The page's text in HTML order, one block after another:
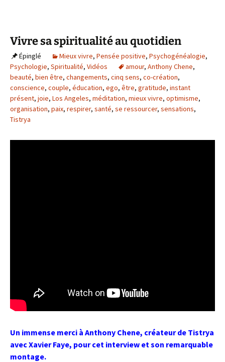
Vivre sa spiritualité au quotidien
Épinglé Mieux vivre, Pensée positive, Psychogénéalogie,
Psychologie, Spiritualité, Vidéos amour, Anthony Chene,
beauté, bien être, changements, cinq sens, co-création,
conscience, couple, éducation, ego, être, gratitude, instant
présent, joie, Los Angeles, méditation, mieux vivre, optimisme,
organisation, paix, respirer, santé, se ressourcer, sensations,
Tistrya
Un immense merci à Anthony Chene, créateur de Tistrya
avec Xavier Faye, pour cet interview et son remarquable
montage.